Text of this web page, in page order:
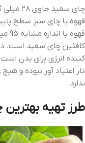
چای
قهوه یا چای سبز سطح
کافئین چای سفید است.
کننده انرژی برای بدن
دار اعتیاد آور نبوده و
ندارد.
طرز تهیه